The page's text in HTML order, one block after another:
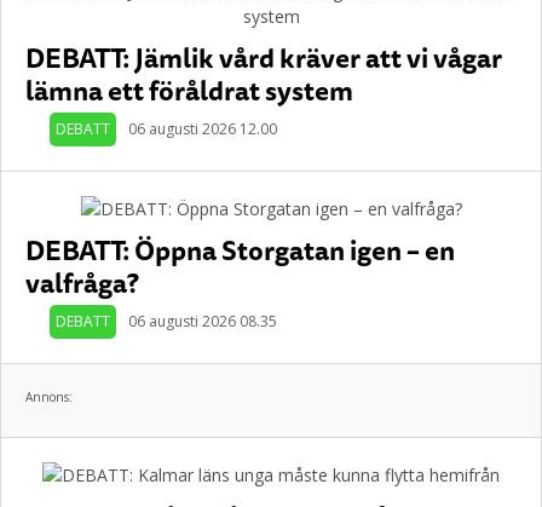
DEBATT: Jämlik vård kräver att vi vågar
lämna ett föråldrat system
DEBATT 06 augusti 2026 12.00
DEBATT: Öppna Storgatan igen – en
valfråga?
DEBATT 06 augusti 2026 08.35
Annons: